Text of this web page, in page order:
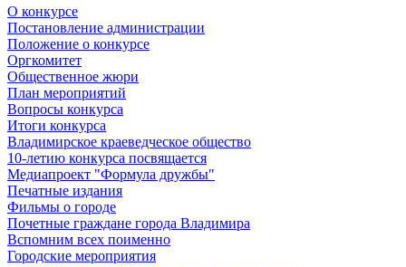
О конкурсе
Постановление администрации
Положение о конкурсе
Оргкомитет
Общественное жюри
План мероприятий
Вопросы конкурса
Итоги конкурса
Владимирское краеведческое общество
10-летию конкурса посвящается
Медиапроект "Формула дружбы"
Печатные издания
Фильмы о городе
Почетные граждане города Владимира
Вспомним всех поименно
Городские мероприятия